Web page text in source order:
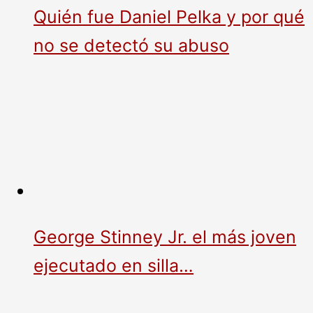
Quién fue Daniel Pelka y por qué
no se detectó su abuso
George Stinney Jr. el más joven
ejecutado en silla…